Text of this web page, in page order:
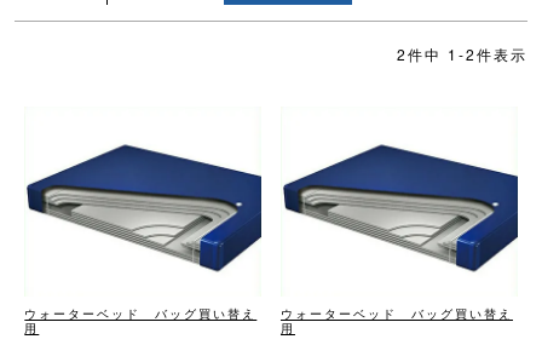
2件中 1 -2件表示
ウォーターベッド バッグ買い替え
用
ウォーターベッド バッグ買い替え
用